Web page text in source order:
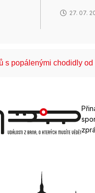
27. 07.
s popálenými chodidly